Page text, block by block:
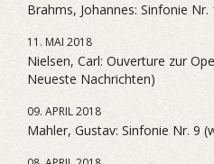
Brahms, Johannes: Sinfonie
11. MAI 2018
Nielsen, Carl: Ouverture zur
Neueste Nachrichten)
09. APRIL 2018
Mahler, Gustav: Sinfonie Nr. 9